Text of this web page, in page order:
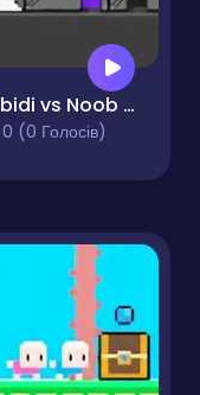
Skibidi vs Noob & Cameraman
0 (0 Голосів)